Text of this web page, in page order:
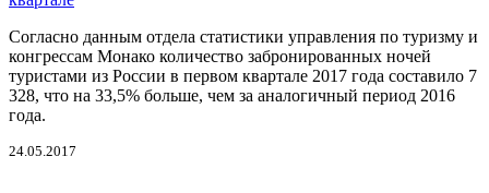
Согласно данным отдела статистики управления по туризму и
конгрессам Монако количество забронированных ночей
туристами из России в первом квартале 2017 года составило 7
328, что на 33,5% больше, чем за аналогичный период 2016
года.
24.05.2017